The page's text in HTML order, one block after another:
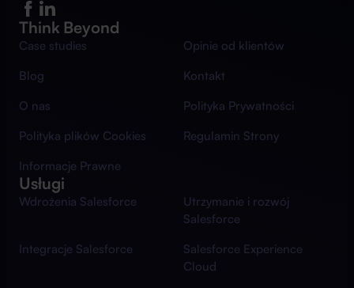
Think Beyond
Case studies
Opinie od klientów
Blog
Kontakt
O nas
Polityka Prywatności
Polityka plików Cookies
Regulamin Strony
Informacje Prawne
Usługi
Wdrożenia Salesforce
Utrzymanie i rozwój
Salesforce
Integracje Salesforce
Salesforce Experience
Cloud